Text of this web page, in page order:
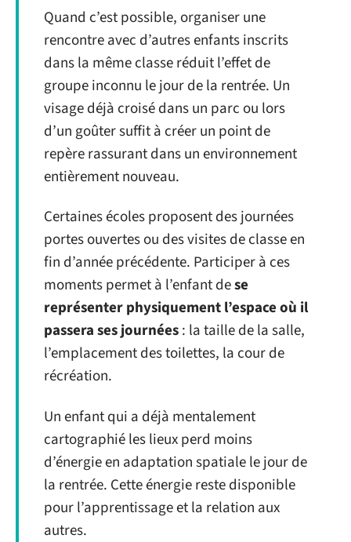
Quand c’est possible, organiser une
rencontre avec d’autres enfants inscrits
dans la même classe réduit l’effet de
groupe inconnu le jour de la rentrée. Un
visage déjà croisé dans un parc ou lors
d’un goûter suffit à créer un point de
repère rassurant dans un environnement
entièrement nouveau.
Certaines écoles proposent des journées
portes ouvertes ou des visites de classe en
fin d’année précédente. Participer à ces
moments permet à l’enfant dese
représenter physiquement l’espace où il
passera ses journées: la taille de la salle,
l’emplacement des toilettes, la cour de
récréation.
Un enfant qui a déjà mentalement
cartographié les lieux perd moins
d’énergie en adaptation spatiale le jour de
la rentrée. Cette énergie reste disponible
pour l’apprentissage et la relation aux
autres.